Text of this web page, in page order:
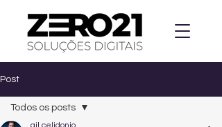
Post
Todos os posts